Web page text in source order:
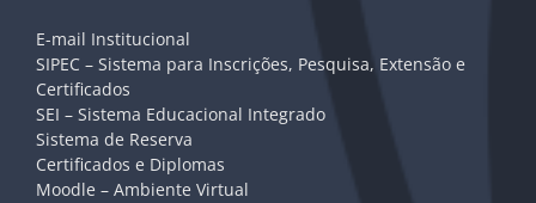
E-mail Institucional
SIPEC – Sistema para Inscrições, Pesquisa, Extensão e
Certificados
SEI – Sistema Educacional Integrado
Sistema de Reserva
Certificados e Diplomas
Moodle – Ambiente Virtual